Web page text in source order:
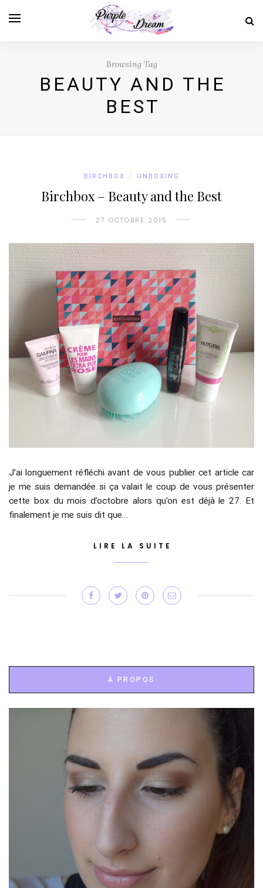
Browsing Tag
BEAUTY AND THE
BEST
BIRCHBOX / UNBOXING
Birchbox – Beauty and the Best
27 OCTOBRE 2015
J’ai longuement réfléchi avant de vous publier cet article car
je me suis demandée si ça valait le coup de vous présenter
cette box du mois d’octobre alors qu’on est déjà le 27. Et
finalement je me suis dit que…
LIRE LA SUITE
À PROPOS